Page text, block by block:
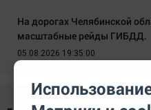
На дорогах Челябинской
масштабные рейды ГИБДД.
05.08.2026 19:35:00